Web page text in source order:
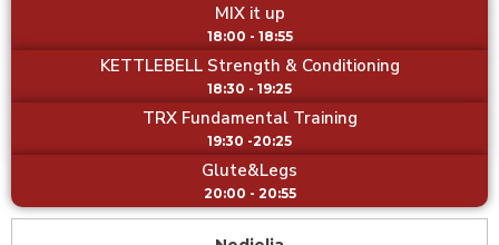
MIX it up
18:00 - 18:55
KETTLEBELL Strength & Conditioning
18:30 - 19:25
TRX Fundamental Training
19:30 -20:25
Glute&Legs
20:00 - 20:55